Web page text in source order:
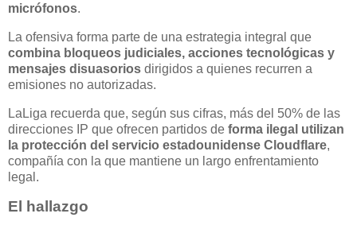
micrófonos.
La ofensiva forma parte de una estrategia integral que
combina bloqueos judiciales, acciones tecnológicas y
mensajes disuasorios dirigidos a quienes recurren a
emisiones no autorizadas.
LaLiga recuerda que, según sus cifras, más del 50% de las
direcciones IP que ofrecen partidos de forma ilegal utilizan
la protección del servicio estadounidense Cloudflare,
compañía con la que mantiene un largo enfrentamiento
legal.
El hallazgo